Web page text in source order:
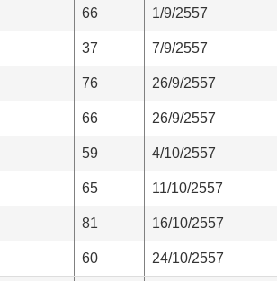
66 1/9/2557
37 7/9/2557
76 26/9/2557
66 26/9/2557
59 4/10/2557
65 11/10/2557
81 16/10/2557
60 24/10/2557